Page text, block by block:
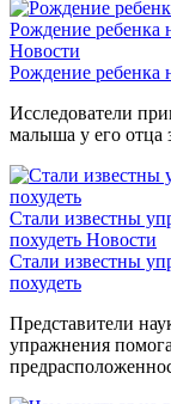
Рождение ребенка
Новости
Рождение ребенка
Исследователи
малыша у его отца
Стали известны
похудеть Новости
Стали известны
похудеть
Представители
упражнения